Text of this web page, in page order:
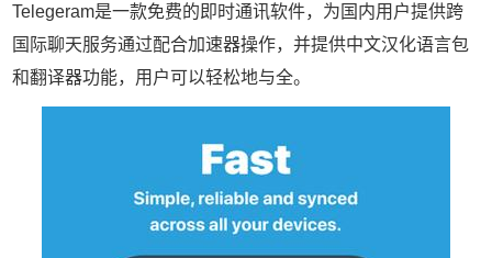
Telegeram是一款免费的即时通讯软件，为国内用户提供跨
国际聊天服务通过配合加速器操作，并提供中文汉化语言包
和翻译器功能，用户可以轻松地与全。